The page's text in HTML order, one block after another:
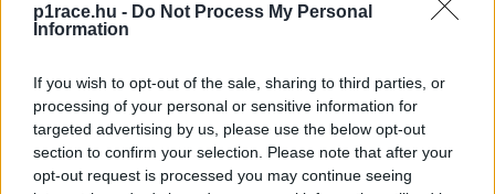
p1race.hu - Do Not Process My Personal
Information
If you wish to opt-out of the sale, sharing to third parties, or
processing of your personal or sensitive information for
targeted advertising by us, please use the below opt-out
section to confirm your selection. Please note that after your
opt-out request is processed you may continue seeing
TSUDA! 👍
THE JAPANESE GETS OFF HIS SUZUKI
AS THE MARSHALS RUSH TO
EXTINGUISH THE FIRE 😱
#JAPANESEGP🇯🇵